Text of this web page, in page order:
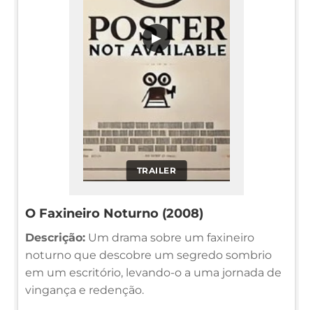
TRAILER
▶
O Faxineiro Noturno (2008)
Descrição: Um drama sobre um faxineiro
noturno que descobre um segredo sombrio
em um escritório, levando-o a uma jornada de
vingança e redenção.